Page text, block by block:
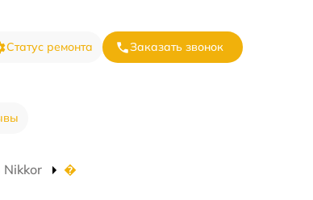
Статус ремонта Заказать звонок
Nikkor �